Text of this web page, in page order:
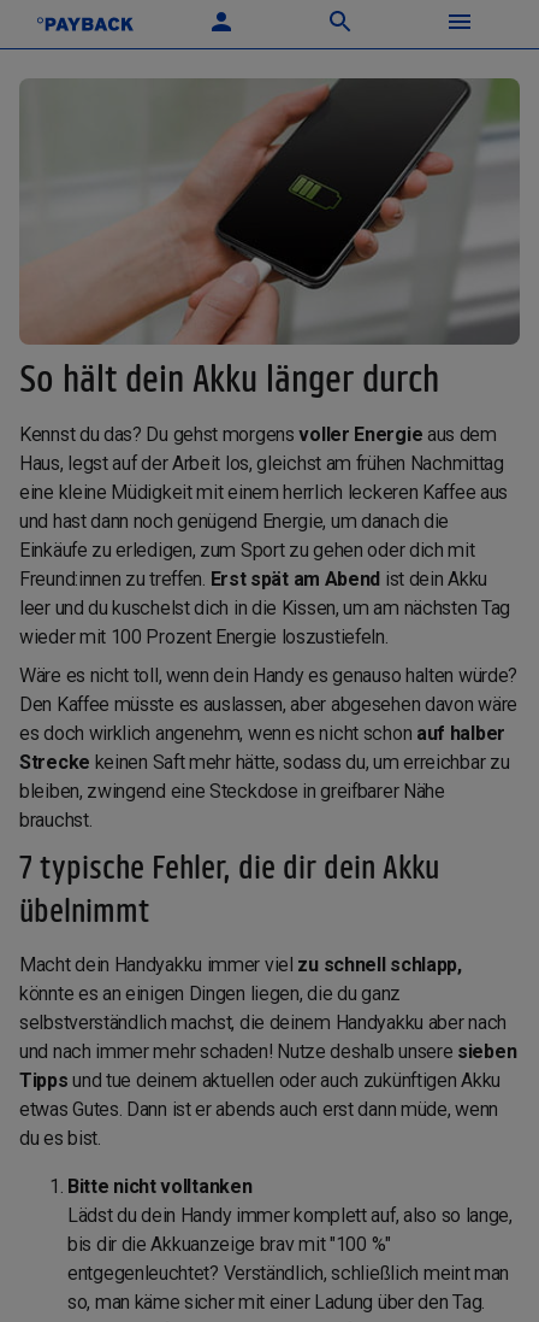
So hält dein Akku länger durch
Kennst du das? Du gehst morgensvoller Energie aus dem
Haus, legst auf der Arbeit los, gleichst am frühen Nachmittag
eine kleine Müdigkeit mit einem herrlich leckeren Kaffee aus
und hast dann noch genügend Energie, um danach die
Einkäufe zu erledigen, zum Sport zu gehen oder dich mit
Freund:innen zu treffen. Erst spät am Abend ist dein Akku
leer und du kuschelst dich in die Kissen, um am nächsten Tag
wieder mit 100 Prozent Energie loszustiefeln.
Wäre es nicht toll, wenn dein Handy es genauso halten würde?
Den Kaffee müsste es auslassen, aber abgesehen davon wäre
es doch wirklich angenehm, wenn es nicht schon auf halber
Strecke keinen Saft mehr hätte, sodass du, um erreichbar zu
bleiben, zwingend eine Steckdose in greifbarer Nähe
brauchst.
7 typische Fehler, die dir dein Akku
übelnimmt
Macht dein Handyakku immer viel zu schnell schlapp,
könnte es an einigen Dingen liegen, die du ganz
selbstverständlich machst, die deinem Handyakku aber nach
und nach immer mehr schaden! Nutze deshalb unsere sieben
Tippsund tue deinem aktuellen oder auch zukünftigen Akku
etwas Gutes. Dann ist er abends auch erst dann müde, wenn
du es bist.
Bitte nicht volltanken
Lädst du dein Handy immer komplett auf, also so lange,
bis dir die Akkuanzeige brav mit "100 %"
entgegenleuchtet? Verständlich, schließlich meint man
so, man käme sicher mit einer Ladung über den Tag.